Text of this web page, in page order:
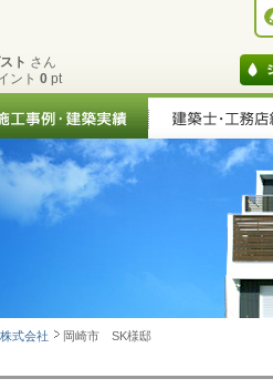
ト さん
ント 0 pt
式会社 岡崎市 SK様邸